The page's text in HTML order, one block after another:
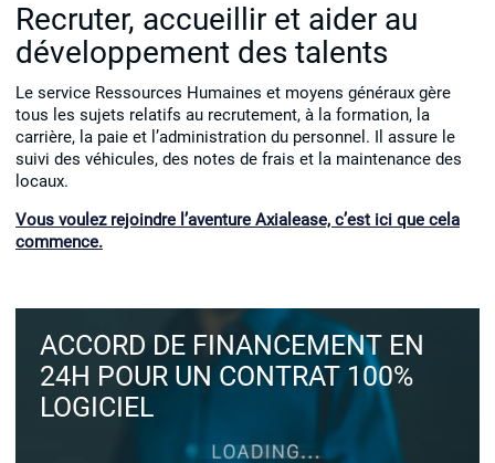
Recruter, accueillir et aider au
développement des talents
Le service Ressources Humaines et moyens généraux gère
tous les sujets relatifs au recrutement, à la formation, la
carrière, la paie et l’administration du personnel. Il assure le
suivi des véhicules, des notes de frais et la maintenance des
locaux.
Vous voulez rejoindre l’aventure Axialease, c’est ici que cela
commence.
ACCORD DE FINANCEMENT EN
24H POUR UN CONTRAT 100%
LOGICIEL